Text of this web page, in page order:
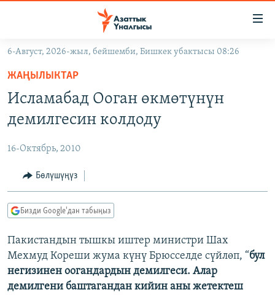
Навигацияга
өтүңүз
Издөөгө
салыңыз
КЫРГЫЗСТАН
ЭКОНОМИКА
МАДАНИЯТ
БОРБОР АЗИЯ
АТАЙЫН ИЛИКТӨӨ
ТВ ПРОГРАММАЛАР
ЭКСПЕРТТЕР ТАЛДАЙТ
БИЗ ЖАНА ДҮЙНӨ
ДАНИСТЕ
ЭЖЕ-СИҢДИЛЕР
ӨЗГӨЧӨ ПИКИР
Русский
ОНЛАЙН ШЕРИНЕ
6-Август, 2026-жыл, бейшемби, Бишкек убактысы 08:26
ЖАҢЫЛЫКТАР
Исламабад Ооган өкмөтүнүн
демилгесин колдоду
16-Октябрь, 2010
Бөлүшүңүз
Бизди Google'дан табыңыз
Пакистандын тышкы иштер министри Шах
Мехмуд Кореши жума күнү Брюсселде сүйлөп, “бул
негизинен оогандардын демилгеси. Алар
демилгени баштагандан кийин аны жетектеш